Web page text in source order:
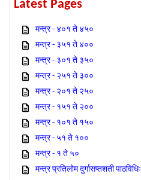
Latest Pages
मन्त्र - ४०१ ते ४५०
मन्त्र - ३५१ ते ४००
मन्त्र - ३०१ ते ३५०
मन्त्र - २५१ ते ३००
मन्त्र - २०१ ते २५०
मन्त्र - १५१ ते २००
मन्त्र - १०१ ते १५०
मन्त्र - ५१ ते १००
मन्त्र - १ ते ५०
मन्त्र प्रतिलोम दुर्गासप्तशती पाठविधिः